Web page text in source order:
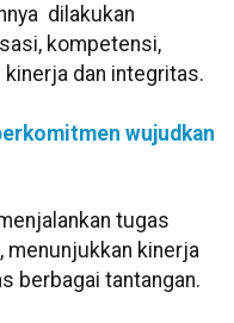
dilakukan
kompetensi,
dan integritas.
wujudkan
tugas
menunjukkan kinerja
berbagai tantangan.